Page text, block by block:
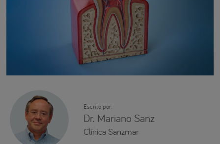
Escrito por:
Dr. Mariano Sanz
Clínica Sanzmar